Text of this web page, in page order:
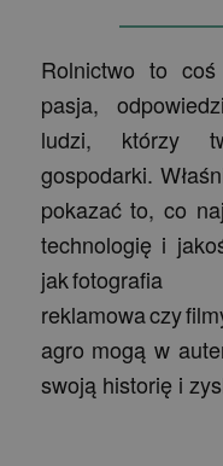
Rolnictwo to
pasja,
ludzi, którzy
gospodarki.
pokazać to, co
technologię i
jak fotografia
reklamowa czy
agro mogą w
swoją historię i